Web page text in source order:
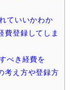
ていいかわか
費登録してしま
べき経費を
考え方や登録方